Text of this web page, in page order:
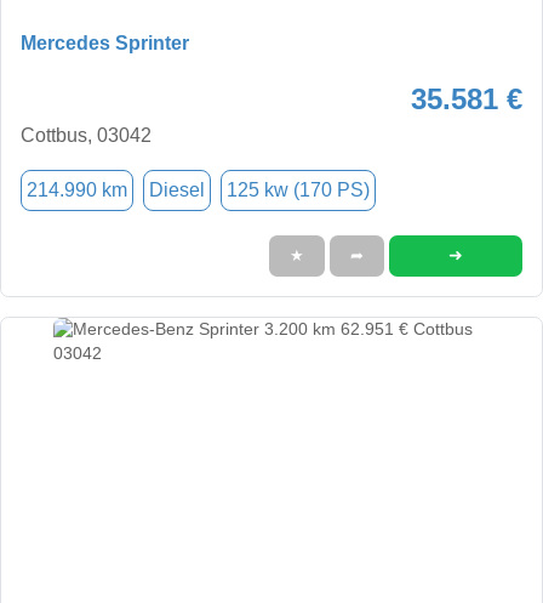
Mercedes Sprinter
35.581 €
Cottbus, 03042
214.990 km Diesel 125 kw (170 PS)
★ ➦ ➜